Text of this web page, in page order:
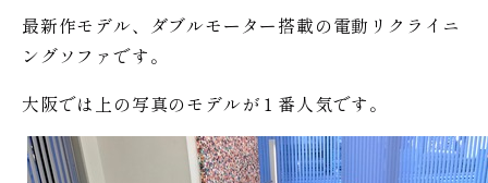
最新作モデル、ダブルモーター搭載の電動リクライニ
ングソファです。
大阪では上の写真のモデルが１番人気です。